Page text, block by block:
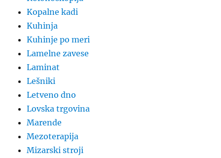
Kopalne kadi
Kuhinja
Kuhinje po meri
Lamelne zavese
Laminat
Lešniki
Letveno dno
Lovska trgovina
Marende
Mezoterapija
Mizarski stroji